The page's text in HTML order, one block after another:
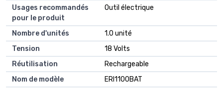
Usages recommandés
pour le produit
Outil électrique
Nombre d'unités
1.0 unité
Tension
18 Volts
Réutilisation
Rechargeable
Nom de modèle
ERI1100BAT